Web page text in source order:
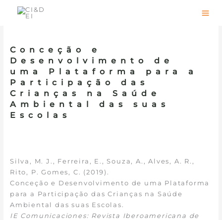
Skip
Conceção e
Desenvolvimento de
uma Plataforma para a
Participação das
Crianças na Saúde
Ambiental das suas
Escolas
Silva, M. J., Ferreira, E., Souza, A., Alves, A. R.,
Rito, P. Gomes, C. (2019).
Conceção e Desenvolvimento de uma Plataforma
para a Participação das Crianças na Saúde
Ambiental das suas Escolas.
IE Comunicaciones: Revista Iberoamericana de